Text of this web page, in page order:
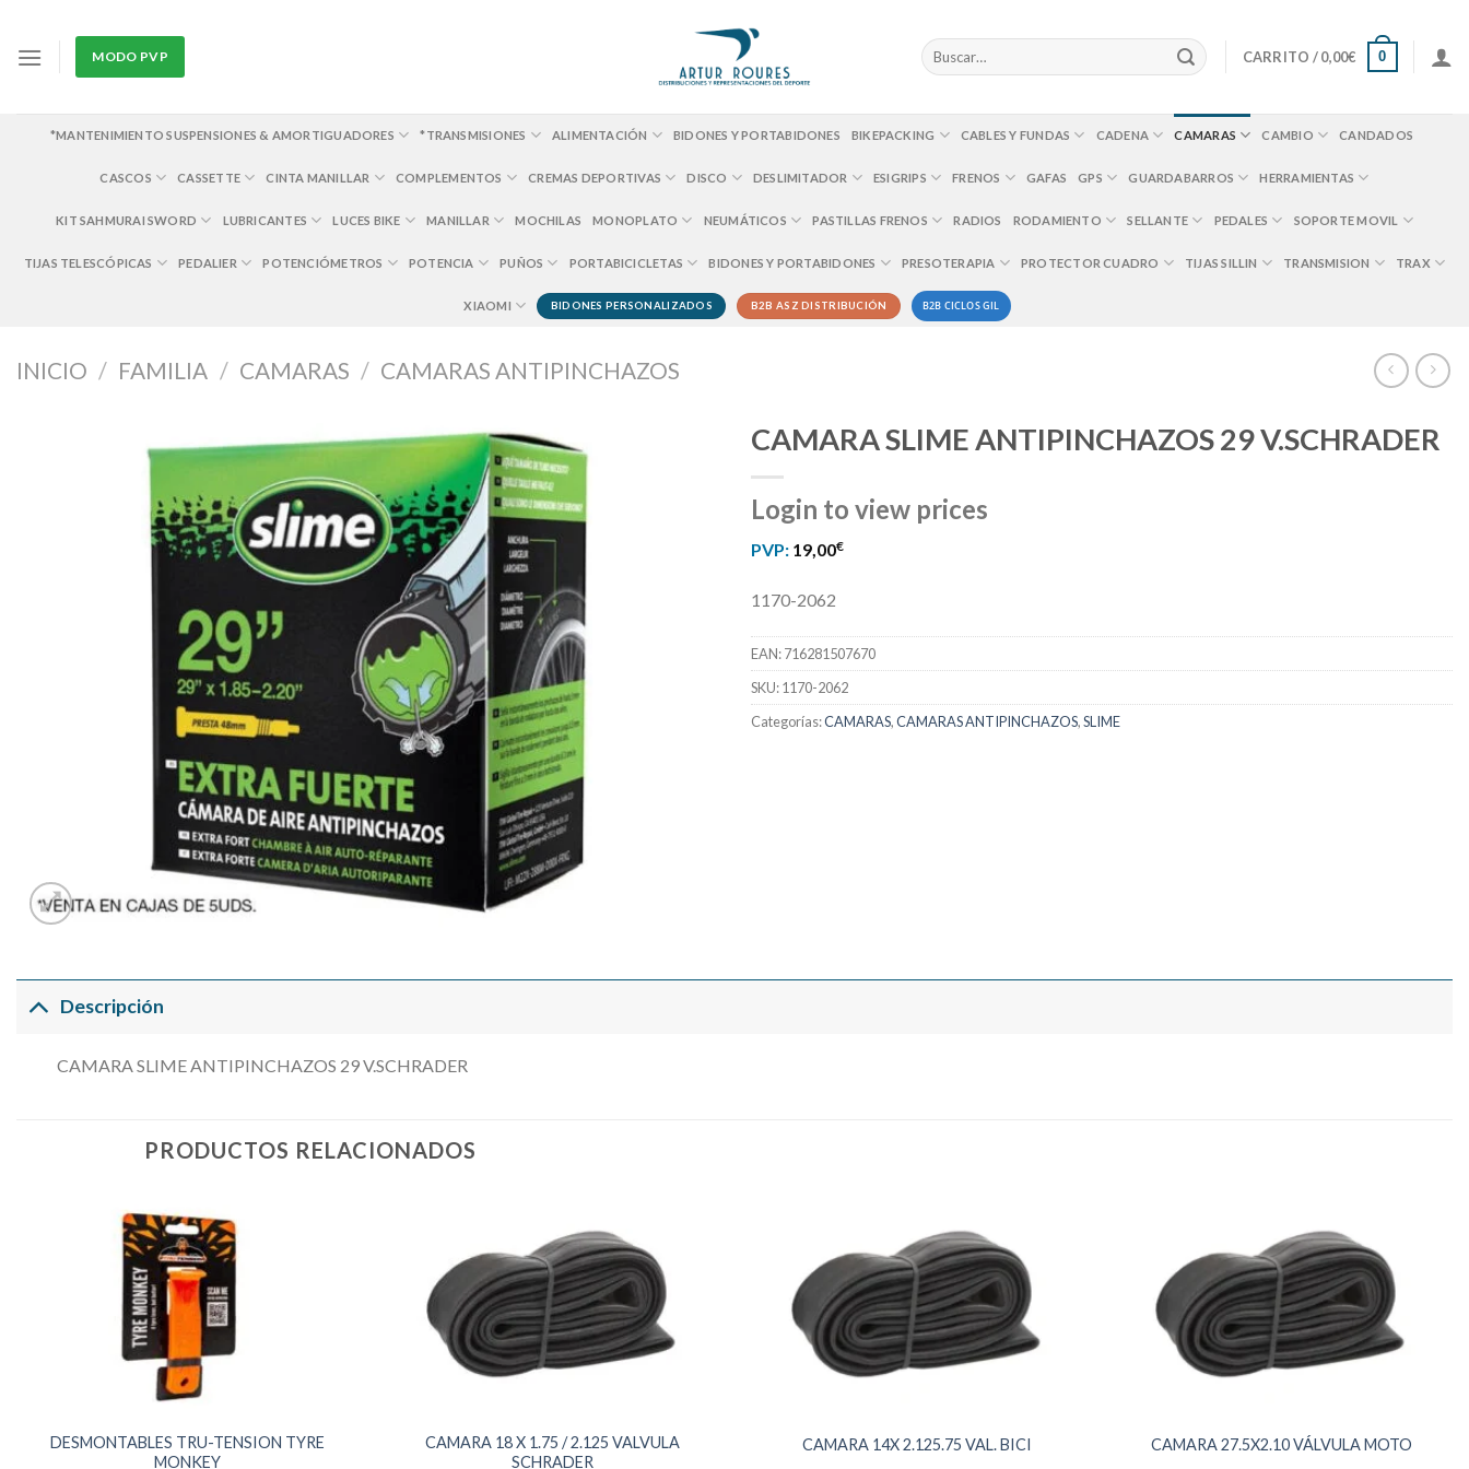
content
MODO PVP
Buscar
por:
CARRITO /0,00€ 0
*MANTENIMIENTO SUSPENSIONES & AMORTIGUADORES *TRANSMISIONES ALIMENTACIÓN BIDONES Y PORTABIDONES BIKEPACKING CABLES Y FUNDAS CADENA CAMARAS CAMBIO CANDADOS
CASCOS CASSETTE CINTA MANILLAR COMPLEMENTOS CREMAS DEPORTIVAS DISCO DESLIMITADOR ESIGRIPS FRENOS GAFAS GPS GUARDABARROS HERRAMIENTAS
KIT SAHMURAI SWORD LUBRICANTES LUCES BIKE MANILLAR MOCHILAS MONOPLATO NEUMÁTICOS PASTILLAS FRENOS RADIOS RODAMIENTO SELLANTE PEDALES SOPORTE MOVIL
TIJAS TELESCÓPICAS PEDALIER POTENCIÓMETROS POTENCIA PUÑOS PORTABICICLETAS BIDONES Y PORTABIDONES PRESOTERAPIA PROTECTOR CUADRO TIJAS SILLIN TRANSMISION TRAX
XIAOMI BIDONES PERSONALIZADOS B2B ASZ DISTRIBUCIÓN B2B CICLOS GIL
INICIO / FAMILIA / CAMARAS / CAMARAS ANTIPINCHAZOS
CAMARA SLIME ANTIPINCHAZOS 29 V.SCHRADER
Login to view prices
PVP: 19,00€
1170-2062
EAN:716281507670
SKU:1170-2062
Categorías:CAMARAS,CAMARAS ANTIPINCHAZOS,SLIME
Descripción
CAMARA SLIME ANTIPINCHAZOS 29 V.SCHRADER
PRODUCTOS RELACIONADOS
DESMONTABLES TRU-TENSION TYRE
MONKEY
CAMARA 18 X 1.75 / 2.125 VALVULA
SCHRADER
CAMARA 14X 2.125.75 VAL. BICI CAMARA 27.5X2.10 VÁLVULA MOTO